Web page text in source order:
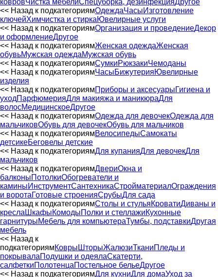
<< Назад к подкатегориямОдеждаЧасыИзготовление
ключейХимчистка и стиркаЮвелирные услуги
<< Назад к подкатегориямОрганизация и проведениеДекор
и оформлениеДругое
<< Назад к подкатегориямЖенская одеждаЖенская
обувьМужская одеждаМужская обувь
<< Назад к подкатегориямСумкиРюкзакиЧемоданы
<< Назад к подкатегориямЧасыБижутерияЮвелирные
изделия
<< Назад к подкатегориямПриборы и аксесуарыГигиена и
уходПарфюмерияДля макияжа и маникюраДля
волосМедицинскоеДругое
<< Назад к подкатегориямОдежда для девочекОдежда для
мальчиковОбувь для девочекОбувь для мальчиков
<< Назад к подкатегориямВелосипедыСамокаты
детсикеБеговелы детские
<< Назад к подкатегориямДля купанияДля девочекДля
мальчиков
<< Назад к подкатегориямДвериОкна и
балконыПотолкиОбогреватели и
каминыИнструментСантехникаСтройматериалОграждения
и воротаГотовые строенияСрубыДля сада
<< Назад к подкатегориямСтолы и стульяКроватиДиваны и
кресла ШкафыКомодыПолки и стеллажиКухонные
гарнитурыМебель для компьютераТумбы, подставкиДругая
мебель
<< Назад к
подкатегориямКовры ШторыЖалюзиТканиПледы и
покрывалаПодушки и одеялаСкатерти,
салфеткиПолотенцаПостельное бельеДругое
<< Назад к подкатегориямДля кухниДля домаУход за